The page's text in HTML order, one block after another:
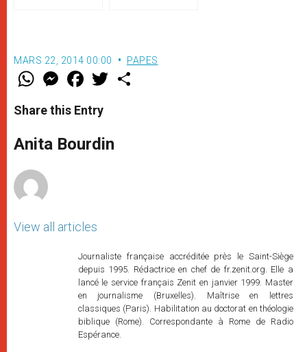
MARS 22, 2014 00:00 PAPES
W
t
s
p
p
M
e
s
e
g
e
F
a
e
b
o
k
w
r
Share this Entry
Anita Bourdin
View all articles
Journaliste française accréditée près le Saint-Siège
depuis 1995. Rédactrice en chef de fr.zenit.org. Elle a
lancé le service français Zenit en janvier 1999. Master
en journalisme (Bruxelles). Maîtrise en lettres
classiques (Paris). Habilitation au doctorat en théologie
biblique (Rome). Correspondante à Rome de Radio
Espérance.